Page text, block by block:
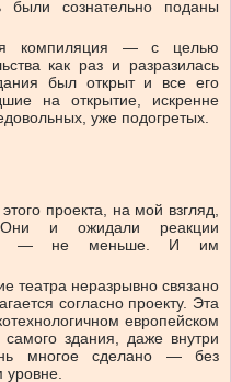
были сознательно поданы
компиляция — с целью
как раз и разразилась
был открыт и все его
на открытие, искренне
уже подогретых.
проекта, на мой взгляд,
Они и ожидали реакции
— не меньше. И им
театра неразрывно связано
согласно проекту. Эта
европейском
самого здания, даже внутри
многое сделано — без
уровне.